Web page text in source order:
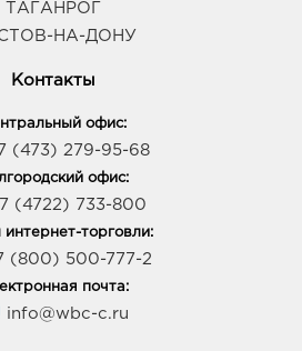
ТАГАНРОГ
НА-ДОНУ
Контакты
офис:
(473) 279-95-68
офис:
(4722) 733-800
интернет-торговли:
(800) 500-777-2
почта:
info@wbc-c.ru